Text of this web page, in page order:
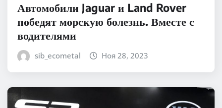
Автомобили Jaguar и Land Rover
победят морскую болезнь. Вместе с
водителями
sib_ecometal Ноя 28, 2023